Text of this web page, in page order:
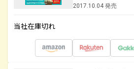
2017.10.04 発売
当社在庫切れ